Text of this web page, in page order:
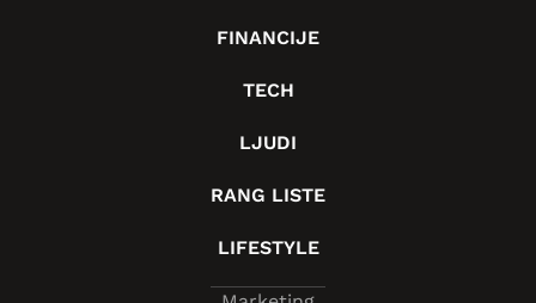
FINANCIJE
TECH
LJUDI
RANG LISTE
LIFESTYLE